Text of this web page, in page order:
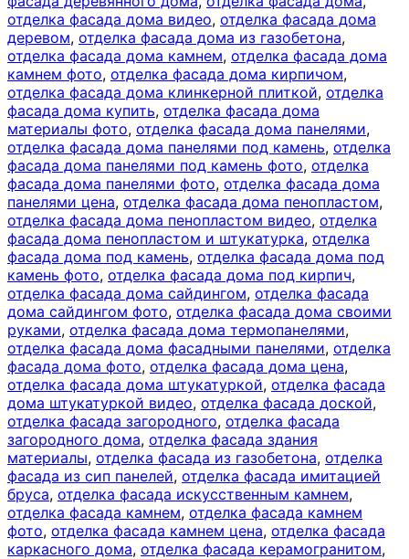
отделка фасада дома видео, отделка фасада дома
деревом, отделка фасада дома из газобетона,
отделка фасада дома камнем, отделка фасада дома
камнем фото, отделка фасада дома кирпичом,
отделка фасада дома клинкерной плиткой, отделка
фасада дома купить, отделка фасада дома
материалы фото, отделка фасада дома панелями,
отделка фасада дома панелями под камень, отделка
фасада дома панелями под камень фото, отделка
фасада дома панелями фото, отделка фасада дома
панелями цена, отделка фасада дома пенопластом,
отделка фасада дома пенопластом видео, отделка
фасада дома пенопластом и штукатурка, отделка
фасада дома под камень, отделка фасада дома под
камень фото, отделка фасада дома под кирпич,
отделка фасада дома сайдингом, отделка фасада
дома сайдингом фото, отделка фасада дома своими
руками, отделка фасада дома термопанелями,
отделка фасада дома фасадными панелями, отделка
фасада дома фото, отделка фасада дома цена,
отделка фасада дома штукатуркой, отделка фасада
дома штукатуркой видео, отделка фасада доской,
отделка фасада загородного, отделка фасада
загородного дома, отделка фасада здания
материалы, отделка фасада из газобетона, отделка
фасада из сип панелей, отделка фасада имитацией
бруса, отделка фасада искусственным камнем,
отделка фасада камнем, отделка фасада камнем
фото, отделка фасада камнем цена, отделка фасада
каркасного дома, отделка фасада керамогранитом,